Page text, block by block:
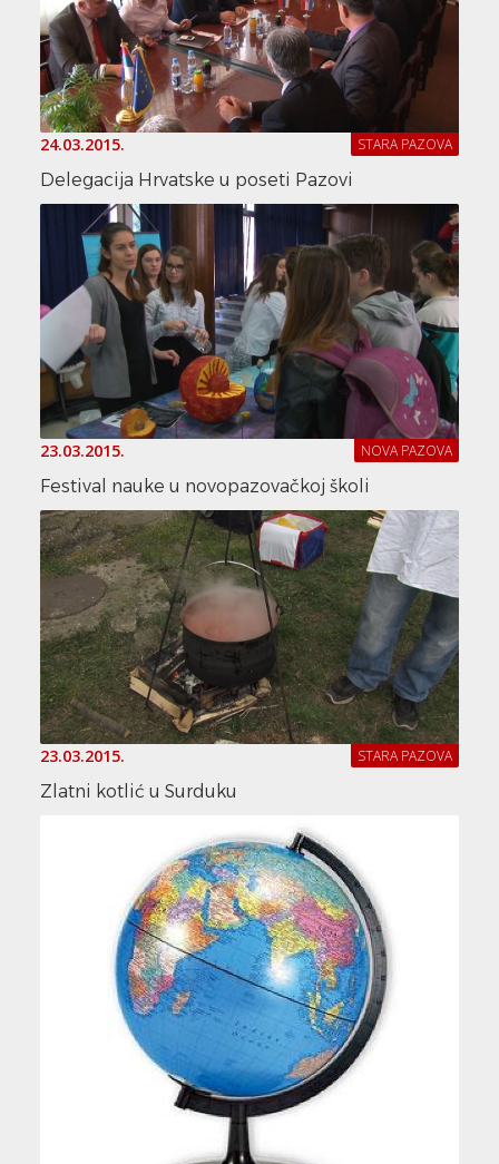
24.03.2015. STARA PAZOVA
Delegacija Hrvatske u poseti Pazovi
23.03.2015. NOVA PAZOVA
Festival nauke u novopazovačkoj školi
23.03.2015. STARA PAZOVA
Zlatni kotlić u Surduku